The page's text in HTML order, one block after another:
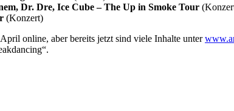
Dr. Dre, Ice Cube – The Up in Smoke Tour
(Konzert)
online, aber bereits jetzt sind viele Inhalte unter